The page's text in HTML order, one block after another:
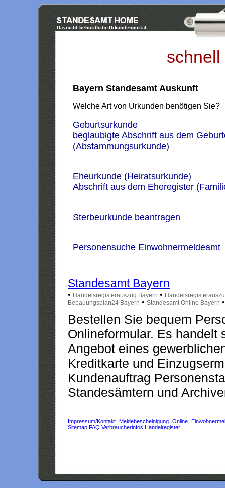
Bayern Standesamt Auskunft
Welche Art von Urkunden benötigen Sie?
Geburtsurkunde
beglaubigte Abschrift aus dem
(Abstammungsurkunde)
Eheurkunde (Heiratsurkunde)
Abschrift aus dem Eheregister
Sterbeurkunde beantragen
Personensuche Einwohnermeldeamt
Standesamt Bayern
• Handelsregisterauszug Bayern •
Bebauungsplan24 Bayern • Standesamt Online Bayern
Bestellen Sie bequem
Onlineformular. Es handelt
Angebot eines
Kreditkarte und
Kundenauftrag
Standesämtern und
Impressum/Kontakt Meldebescheinigung Online
Sitemap FAQ Verbraucherinfos Handelregister